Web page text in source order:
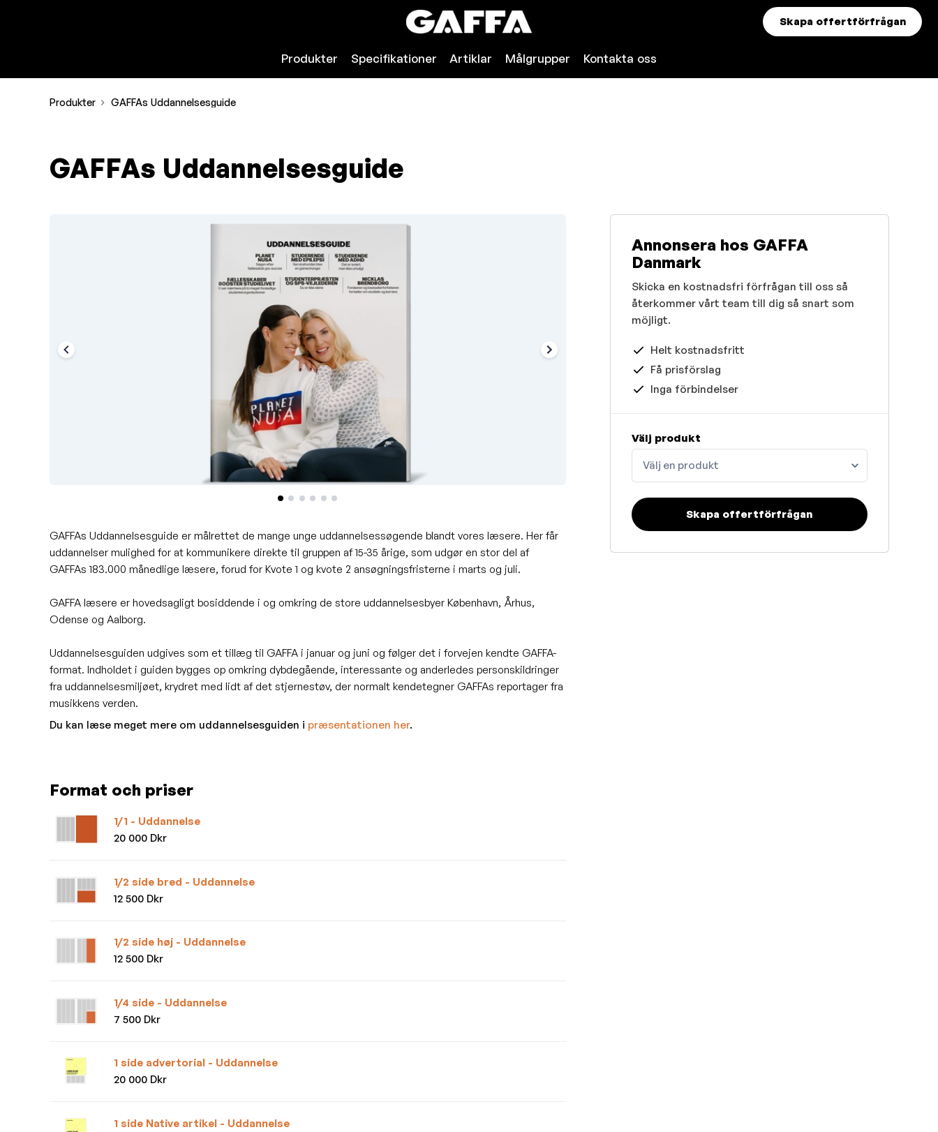
Skapa offertförfrågan
Produkter Specifikationer Artiklar Målgrupper Kontakta oss
Produkter GAFFAs Uddannelsesguide
GAFFAs Uddannelsesguide
GAFFAs Uddannelsesguide er målrettet de mange unge uddannelsessøgende blandt vores læsere. Her får
uddannelser mulighed for at kommunikere direkte til gruppen af 15-35 årige, som udgør en stor del af
GAFFAs 183.000 månedlige læsere, forud for Kvote 1 og kvote 2 ansøgningsfristerne i marts og juli.
GAFFA læsere er hovedsagligt bosiddende i og omkring de store uddannelsesbyer København, Århus,
Odense og Aalborg.
Uddannelsesguiden udgives som et tillæg til GAFFA i januar og juni og følger det i forvejen kendte GAFFA-
format. Indholdet i guiden bygges op omkring dybdegående, interessante og anderledes personskildringer
fra uddannelsesmiljøet, krydret med lidt af det stjernestøv, der normalt kendetegner GAFFAs reportager fra
musikkens verden.
Du kan læse meget mere om uddannelsesguiden i præsentationen her.
Format och priser
1/1 - Uddannelse
20 000 Dkr
1/2 side bred - Uddannelse
12 500 Dkr
1/2 side høj - Uddannelse
12 500 Dkr
1/4 side - Uddannelse
7 500 Dkr
1 side advertorial - Uddannelse
20 000 Dkr
1 side Native artikel - Uddannelse
Annonsera hos GAFFA
Danmark
Skicka en kostnadsfri förfrågan till oss så
återkommer vårt team till dig så snart som
möjligt.
Helt kostnadsfritt
Få prisförslag
Inga förbindelser
Välj produkt
Välj en produkt
Skapa offertförfrågan